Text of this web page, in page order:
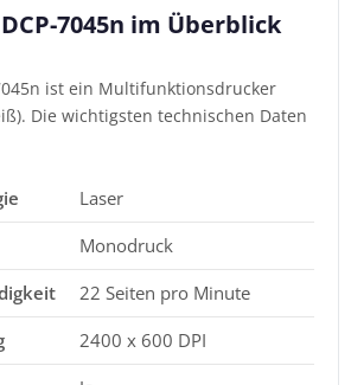
7045n im Überblick
ist ein Multifunktionsdrucker
Die wichtigsten technischen Daten
Laser
Monodruck
22 Seiten pro Minute
2400 x 600 DPI